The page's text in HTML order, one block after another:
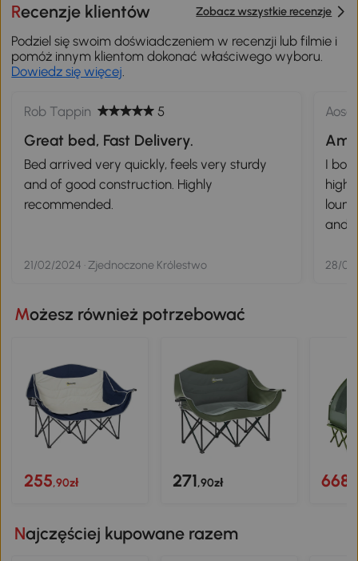
Recenzje klientów Zobacz wszystkie recenzje
Podziel się swoim doświadczeniem w recenzji lub filmie i
pomóż innym klientom dokonać właściwego wyboru.
Dowiedz się więcej.
Rob Tappin 5
Great bed, Fast Delivery.
Bed arrived very quickly, feels very sturdy
and of good construction. Highly
recommended.
21/02/2024 · Zjednoczone Królestwo
I
and
28/
Możesz również potrzebować
255,90zł 271,90zł 668
Najczęściej kupowane razem